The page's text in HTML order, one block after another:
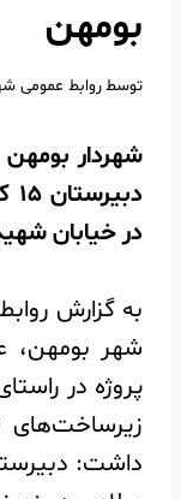
بومهن
توسطروابط عمومی
شهردار بومهن
در خیابان
به گزارش
شهر بومهن،
پروژه در
زیرساخت‌های